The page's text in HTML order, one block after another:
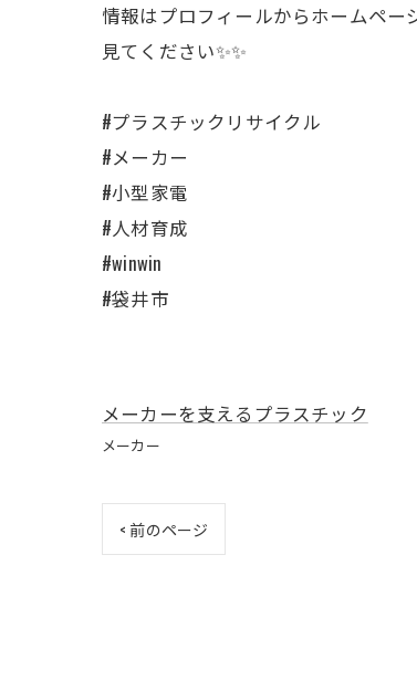
情報はプロフィールからホームペー
見てください✨✨
#プラスチックリサイクル
#メーカー
#小型家電
#人材育成
#winwin
#袋井市
メーカーを支えるプラスチック
メーカー
< 前のページ